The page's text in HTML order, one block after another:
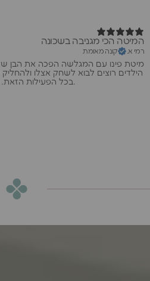
המיטה הכי מגניבה בשכונה
רמי א. קונה מאומת
מיטת פינו עם המגלשה הפכה את הבן
הילדים רוצים לבוא לשחק אצלו
בכל הפעילות הזאת. הילד שמח ואנחנו גאים בבחירה.